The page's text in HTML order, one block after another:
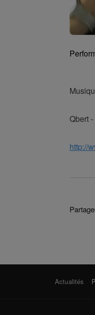
Qbert
http://
Actualités